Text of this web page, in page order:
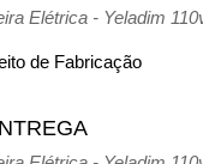
Elétrica - Yeladim
de Fabricação